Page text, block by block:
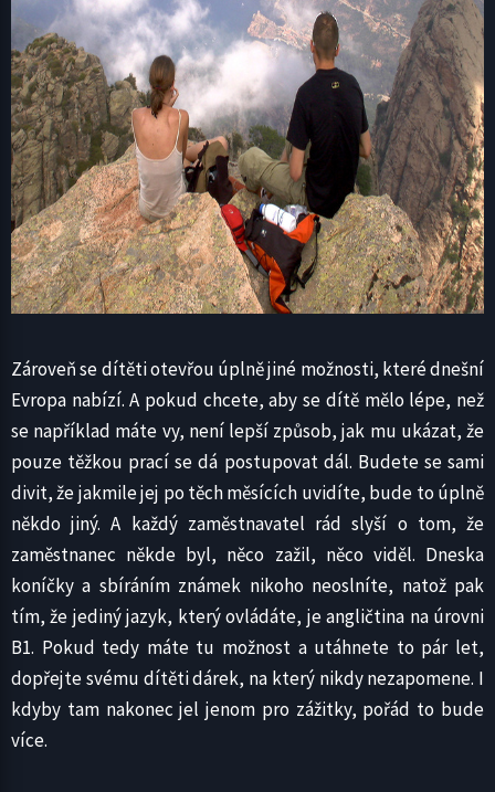
Zároveň se dítěti otevřou úplně jiné možnosti, které dnešní
Evropa nabízí. A pokud chcete, aby se dítě mělo lépe, než
se například máte vy, není lepší způsob, jak mu ukázat, že
pouze těžkou prací se dá postupovat dál. Budete se sami
divit, že jakmile jej po těch měsících uvidíte, bude to úplně
někdo jiný. A každý zaměstnavatel rád slyší o tom, že
zaměstnanec někde byl, něco zažil, něco viděl. Dneska
koníčky a sbíráním známek nikoho neoslníte, natož pak
tím, že jediný jazyk, který ovládáte, je angličtina na úrovni
B1. Pokud tedy máte tu možnost a utáhnete to pár let,
dopřejte svému dítěti dárek, na který nikdy nezapomene. I
kdyby tam nakonec jel jenom pro zážitky, pořád to bude
více.